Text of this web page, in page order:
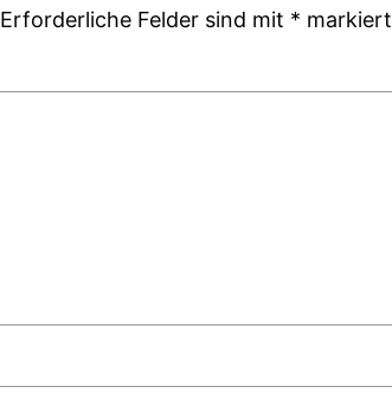
Erforderliche Felder sind mit * markiert